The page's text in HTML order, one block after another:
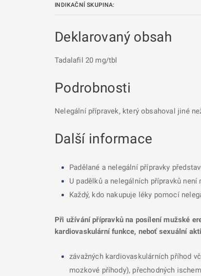
INDIKAČNÍ SKUPINA:
Deklarovaný obsah
Tadalafil 20 mg/tbl
Podrobnosti
Nelegální přípravek, který obsahoval jiné
Další informace
Padělané a nelegální přípravky
U padělků a nelegálních přípravků
Každý, kdo nakupuje léky pomocí
Při užívání přípravků na posílení mužské
kardiovaskulární funkce, neboť sexuální
závažných kardiovaskulárních příhod
mozkové příhody), přechodných